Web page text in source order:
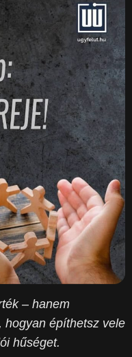
– hanem
hogyan építhetsz vele
hűséget.